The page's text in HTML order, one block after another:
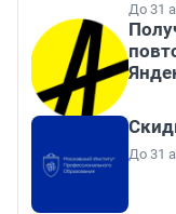
До 31
До 31